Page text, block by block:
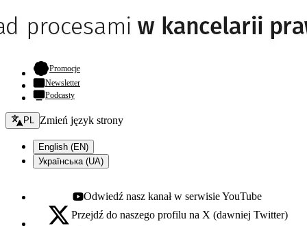
Promocje- otwiera się w nowej karcie
Newsletter
Podcasty
Zmień język - bieżący:
PL Zmień język strony
English (EN)
Українська (UA)
Youtube - otwiera się w nowej karcie
Odwiedź nasz kanał w serwisie YouTube
X - otwiera się w nowej karcie
Przejdź do naszego profilu na X (dawniej Twitter)